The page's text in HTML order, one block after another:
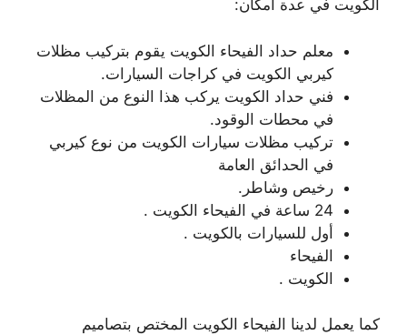
الكويت في عدة امكان:
معلم حداد الفيحاء الكويت يقوم بتركيب مظلات
كيربي الكويت في كراجات السيارات.
فني حداد الكويت يركب هذا النوع من المظلات
في محطات الوقود.
تركيب مظلات سيارات الكويت من نوع كيربي
في الحدائق العامة
رخيص وشاطر.
24 ساعة في الفيحاء الكويت .
أول للسيارات بالكويت .
الفيحاء
الكويت .
كما يعمل لدينا الفيحاء الكويت المختص بتصاميم